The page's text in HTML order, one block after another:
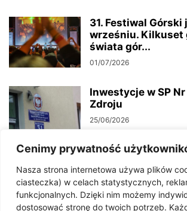
Cenimy prywatność
Nasza strona internetowa używa plików
ciasteczka) w celach statystycznych,
funkcjonalnych. Dzięki nim możemy
dostosować stronę do twoich potrzeb.
31. Festiwal Górski
wrześniu. Kilkuset
świata gór...
01/07/2026
Inwestycje w SP Nr
Zdroju
25/06/2026
spożycia. Sanepid
komunikat
17/06/2026